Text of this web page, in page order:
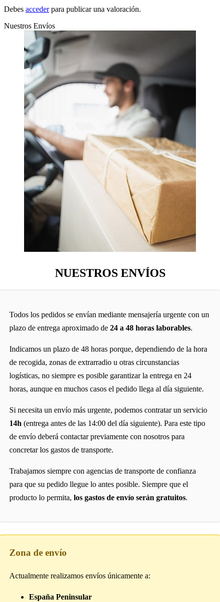
Debes accederpara publicar una valoración.
Nuestros Envíos
NUESTROS ENVÍOS
Todos los pedidos se envían mediante mensajería urgente con un
plazo de entrega aproximado de 24 a 48 horas laborables.
Indicamos un plazo de 48 horas porque, dependiendo de la hora
de recogida, zonas de extrarradio u otras circunstancias
logísticas, no siempre es posible garantizar la entrega en 24
horas, aunque en muchos casos el pedido llega al día siguiente.
Si necesita un envío más urgente, podemos contratar un servicio
14h (entrega antes de las 14:00 del día siguiente). Para este tipo
de envío deberá contactar previamente con nosotros para
concretar los gastos de transporte.
Trabajamos siempre con agencias de transporte de confianza
para que su pedido llegue lo antes posible. Siempre que el
producto lo permita, los gastos de envío serán gratuitos.
Zona de envío
Actualmente realizamos envíos únicamente a:
España Peninsular